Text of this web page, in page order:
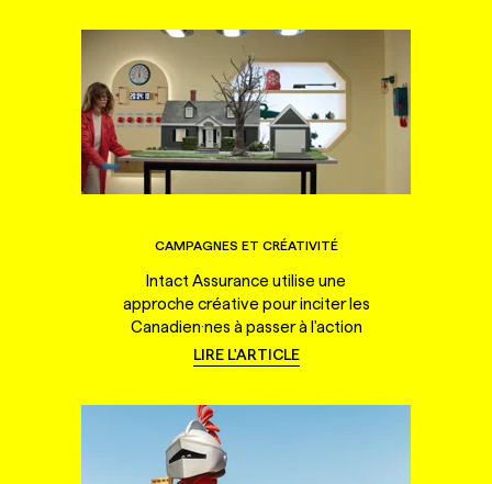
CAMPAGNES ET CRÉATIVITÉ
Intact Assurance utilise une
approche créative pour inciter les
Canadien·nes à passer à l'action
LIRE L'ARTICLE